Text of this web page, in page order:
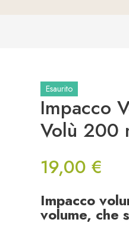
Impacco
Volù 200
19,00 €
Impacco
volume, che
Esaurito